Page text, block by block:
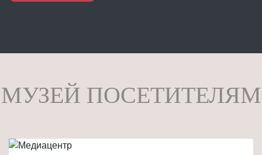
МУЗЕЙ ПОСЕТИТЕЛЯМ